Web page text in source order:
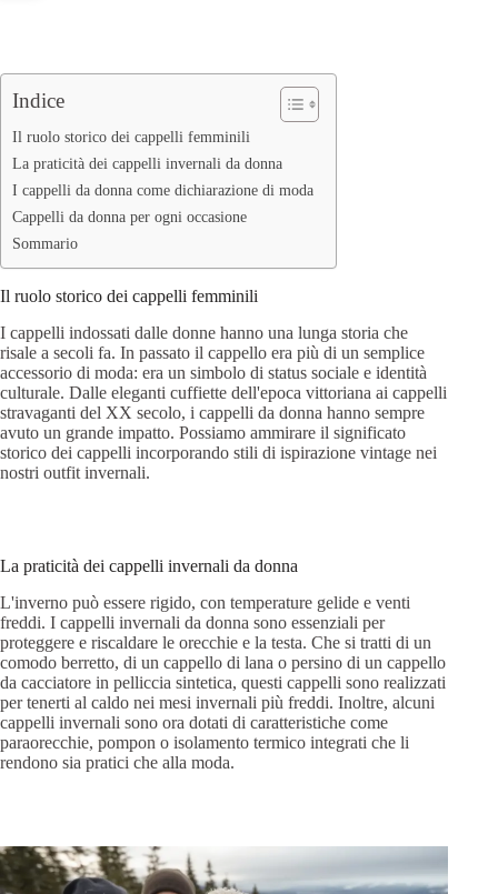
Indice
Il ruolo storico dei cappelli femminili
La praticità dei cappelli invernali da donna
I cappelli da donna come dichiarazione di moda
Cappelli da donna per ogni occasione
Sommario
Il ruolo storico dei cappelli femminili
I cappelli indossati dalle donne hanno una lunga storia che
risale a secoli fa. In passato il cappello era più di un semplice
accessorio di moda: era un simbolo di status sociale e identità
culturale. Dalle eleganti cuffiette dell'epoca vittoriana ai cappelli
stravaganti del XX secolo, i cappelli da donna hanno sempre
avuto un grande impatto. Possiamo ammirare il significato
storico dei cappelli incorporando stili di ispirazione vintage nei
nostri outfit invernali.
La praticità dei cappelli invernali da donna
L'inverno può essere rigido, con temperature gelide e venti
freddi. I cappelli invernali da donna sono essenziali per
proteggere e riscaldare le orecchie e la testa. Che si tratti di un
comodo berretto, di un cappello di lana o persino di un cappello
da cacciatore in pelliccia sintetica, questi cappelli sono realizzati
per tenerti al caldo nei mesi invernali più freddi. Inoltre, alcuni
cappelli invernali sono ora dotati di caratteristiche come
paraorecchie, pompon o isolamento termico integrati che li
rendono sia pratici che alla moda.